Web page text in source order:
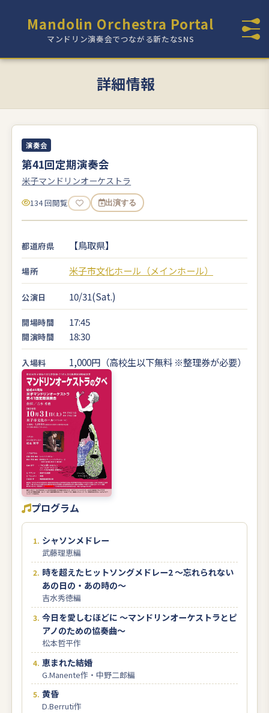
Mandolin Orchestra Portal
マンドリン演奏会でつながる新たなSNS
詳細情報
演奏会
第41回定期演奏会
米子マンドリンオーケストラ
134 回閲覧 出演する
都道府県 【鳥取県】
場所 米子市文化ホール（メインホール）
公演日 10/31(Sat.)
開場時間 17:45
開演時間 18:30
入場料 1,000円（高校生以下無料 ※整理券が必要）
プログラム
シャソンメドレー
武藤理恵編
時を超えたヒットソングメドレー2 ～忘れられない
あの日の・あの時の～
吉水秀徳編
今日を愛しむほどに ～マンドリンオーケストラとピ
アノのための協奏曲～
松本哲平作
恵まれた結婚
G.Manente作・中野二郎編
黄昏
D.Berruti作